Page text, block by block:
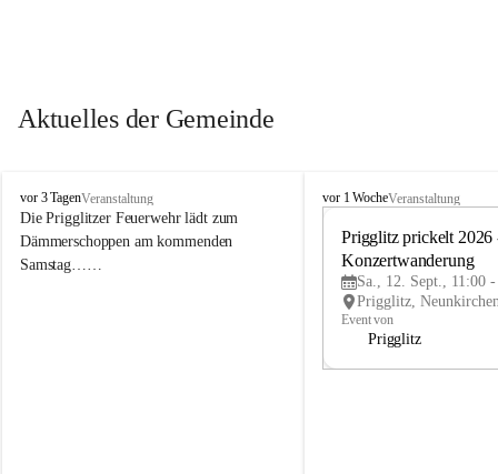
Aktuelles der Gemeinde
P
r
i
g
vor 3 TagenVeranstaltung
Die Prigglitzer Feuerwehr lädt zum
Dämmerschoppen am kommenden
Samstag……
P
vor 1 WocheVeranstaltung
Prigglitz prickelt 2026
Konzertwanderung
Sa., 12. Sept., 11:00
Event von
Prigglitz